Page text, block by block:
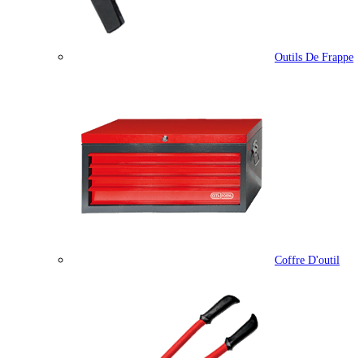
Outils De Frappe
Coffre D'outil